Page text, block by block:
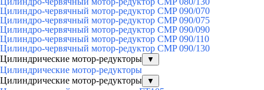
Цилиндро-червячный мотор-редуктор CMP 090/070
Цилиндро-червячный мотор-редуктор CMP 090/075
Цилиндро-червячный мотор-редуктор CMP 090/090
Цилиндро-червячный мотор-редуктор CMP 090/110
Цилиндро-червячный мотор-редуктор CMP 090/130
Цилиндрические мотор-редукторы
▼
Цилиндрические мотор-редукторы
Цилиндрические мотор-редукторы
▼